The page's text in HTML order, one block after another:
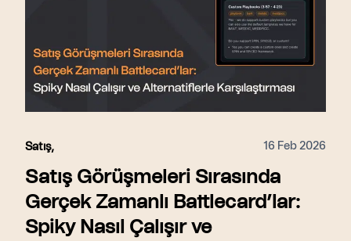
Satış, 16 Feb 2026
Satış Görüşmeleri Sırasında
Gerçek Zamanlı Battlecard’lar:
Spiky Nasıl Çalışır ve